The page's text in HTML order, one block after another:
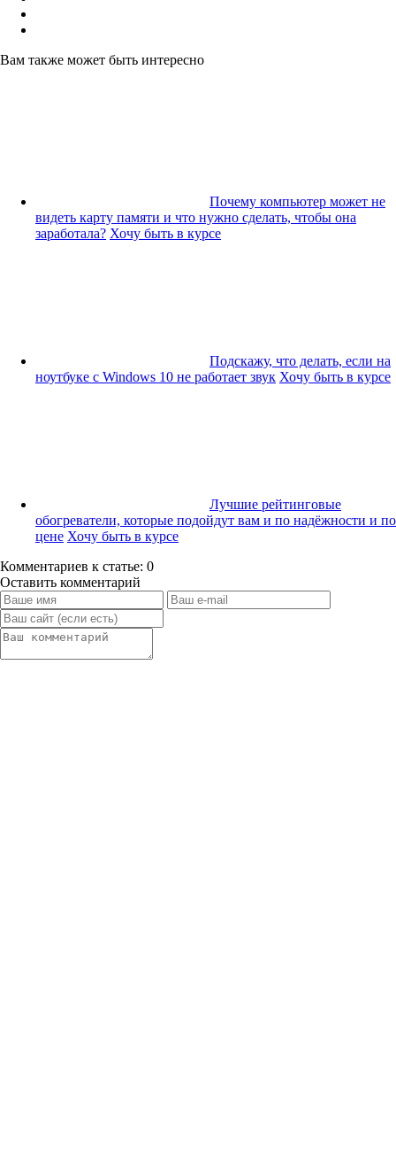
Вам также может быть интересно
Почему компьютер может не
видеть карту памяти и что нужно сделать, чтобы она
заработала? Хочу быть в курсе
Подскажу, что делать, если на
ноутбуке с Windows 10 не работает звук Хочу быть в курсе
Лучшие рейтинговые
обогреватели, которые подойдут вам и по надёжности и по
цене Хочу быть в курсе
Комментариев к статье: 0
Оставить комментарий